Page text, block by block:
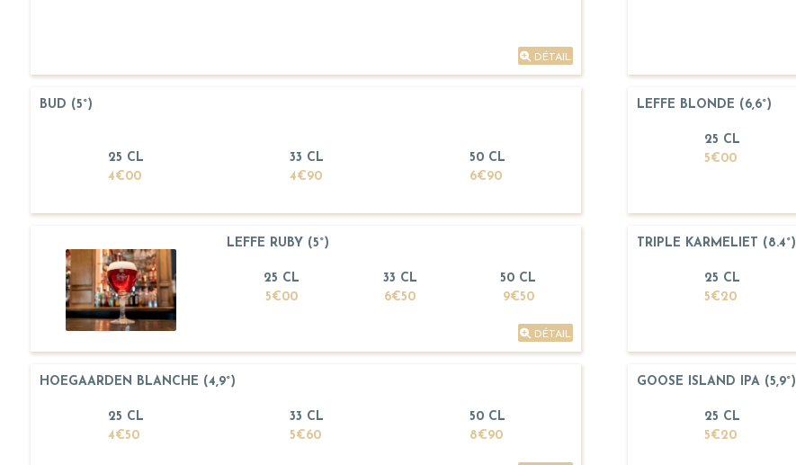
DÉTAIL
BUD (5°)
25 CL
4€00
33 CL
4€90
50 CL
6€90
LEFFE BLONDE (6,6°)
25 CL
5€00
LEFFE RUBY (5°)
25 CL
5€00
33 CL
6€50
50 CL
9€50
DÉTAIL
TRIPLE KARMELIET (8.4°)
25 CL
5€20
HOEGAARDEN BLANCHE (4,9°)
25 CL
4€50
33 CL
5€60
50 CL
8€90
GOOSE ISLAND IPA (5,9°)
25 CL
5€20